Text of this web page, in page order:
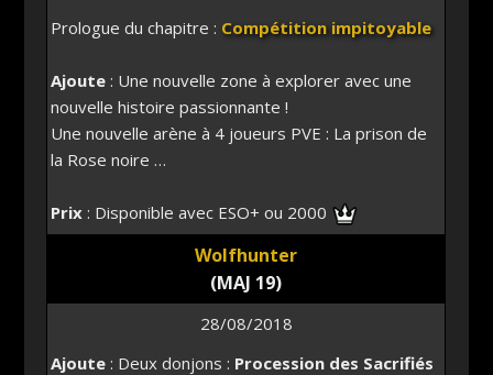
Prologue du chapitre : Compétition impitoyable
Ajoute: Une nouvelle zone à explorer avec une
nouvelle histoire passionnante !
Une nouvelle arène à 4 joueurs PVE : La prison de
la Rose noire …
Prix: Disponible avec ESO+ ou 2000
Wolfhunter
(MAJ 19)
28/08/2018
Ajoute: Deux donjons : Procession des Sacrifiés